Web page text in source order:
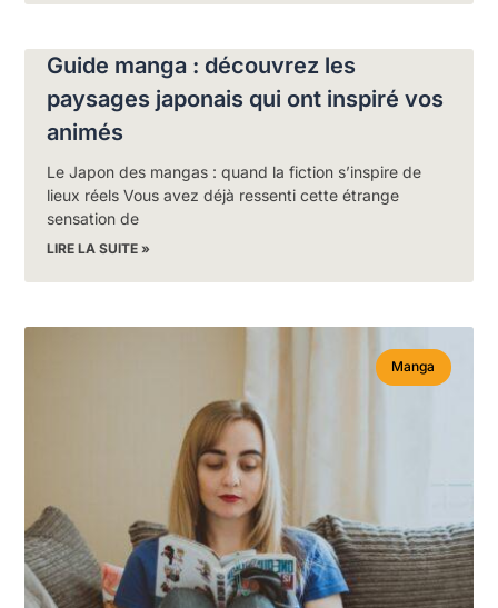
Guide manga : découvrez les
paysages japonais qui ont inspiré vos
animés
Le Japon des mangas : quand la fiction s’inspire de
lieux réels Vous avez déjà ressenti cette étrange
sensation de
LIRE LA SUITE »
Manga